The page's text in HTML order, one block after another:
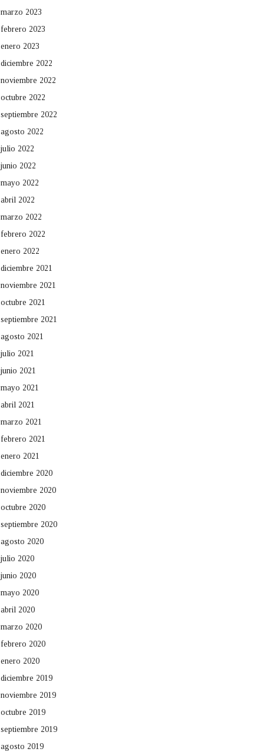
marzo 2023
febrero 2023
enero 2023
diciembre 2022
noviembre 2022
octubre 2022
septiembre 2022
agosto 2022
julio 2022
junio 2022
mayo 2022
abril 2022
marzo 2022
febrero 2022
enero 2022
diciembre 2021
noviembre 2021
octubre 2021
septiembre 2021
agosto 2021
julio 2021
junio 2021
mayo 2021
abril 2021
marzo 2021
febrero 2021
enero 2021
diciembre 2020
noviembre 2020
octubre 2020
septiembre 2020
agosto 2020
julio 2020
junio 2020
mayo 2020
abril 2020
marzo 2020
febrero 2020
enero 2020
diciembre 2019
noviembre 2019
octubre 2019
septiembre 2019
agosto 2019